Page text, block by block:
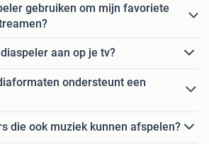
gebruiken om mijn favoriete
aan op je tv?
ondersteunt een
die ook muziek kunnen afspelen?